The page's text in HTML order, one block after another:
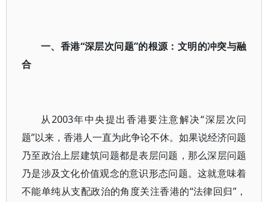
一、香港“深层次问题”的根源：文明的冲突与融
合
从2003年中央提出香港要注意解决“深层次问
题”以来，香港人一直为此争论不休。如果说经济问题
乃至政治上层建筑问题都是表层问题，那么深层问题
乃是涉及文化价值观念的意识形态问题。这就意味着
不能单纯从支配政治的角度关注香港的“法律回归”，